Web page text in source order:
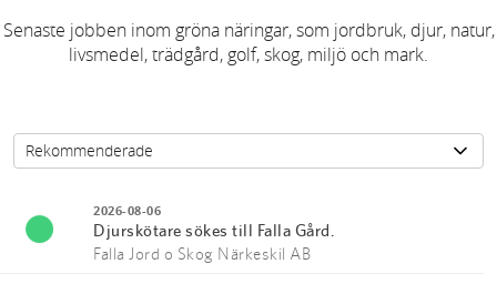
Senaste jobben inom gröna näringar, som jordbruk, djur, natur,
livsmedel, trädgård, golf, skog, miljö och mark.
2026-08-06
Djurskötare sökes till Falla Gård.
Falla Jord o Skog Närkeskil AB